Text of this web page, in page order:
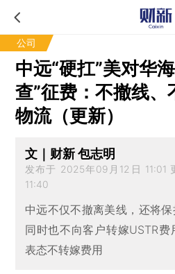
公司
中远“硬扛”美对华
查”征费：不撤线、
物流（更新）
文｜财新 包志明
发布于 2025年09月12日 11:01
11:40
中远不仅不撤离美线，还将保
同时也不向客户转嫁USTR
表态不转嫁费用